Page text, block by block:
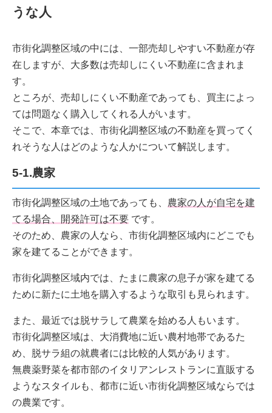
うな人
市街化調整区域の中には、一部売却しやすい不動産が存
在しますが、大多数は売却しにくい不動産に含まれま
す。
ところが、売却しにくい不動産であっても、買主によっ
ては問題なく購入してくれる人がいます。
そこで、本章では、市街化調整区域の不動産を買ってく
れそうな人はどのような人かについて解説します。
5-1.農家
市街化調整区域の土地であっても、 農家の人が自宅を建
てる場合、開発許可は不要 です。
そのため、農家の人なら、市街化調整区域内にどこでも
家を建てることができます。
市街化調整区域内では、たまに農家の息子が家を建てる
ために新たに土地を購入するような取引も見られます。
また、最近では脱サラして農業を始める人もいます。
市街化調整区域は、大消費地に近い農村地帯であるた
め、脱サラ組の就農者には比較的人気があります。
無農薬野菜を都市部のイタリアンレストランに直販する
ようなスタイルも、都市に近い市街化調整区域ならでは
の農業です。